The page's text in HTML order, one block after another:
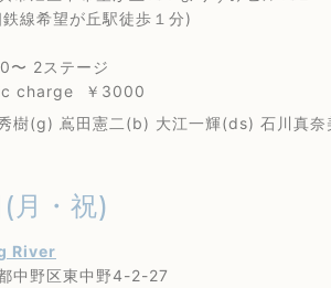
望が丘駅徒歩１分)
2ステージ
charge ￥3000
(g) 嶌田憲二(b) 大江一輝(ds) 石川真奈
(月・祝)
River
野区東中野4-2-27